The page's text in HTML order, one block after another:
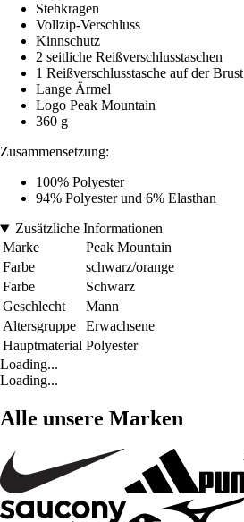
Stehkragen
Vollzip-Verschluss
Kinnschutz
2 seitliche Reißverschlusstaschen
1 Reißverschlusstasche auf der Brust
Lange Ärmel
Logo Peak Mountain
360 g
Zusammensetzung:
100% Polyester
94% Polyester und 6% Elasthan
Zusätzliche Informationen
Marke
Peak Mountain
Farbe
schwarz/orange
Farbe
Schwarz
Geschlecht
Mann
Altersgruppe
Erwachsene
Hauptmaterial Polyester
Loading...
Loading...
Alle unsere Marken